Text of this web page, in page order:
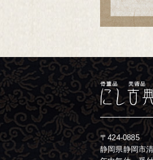
〒424-0885
静岡県静岡市